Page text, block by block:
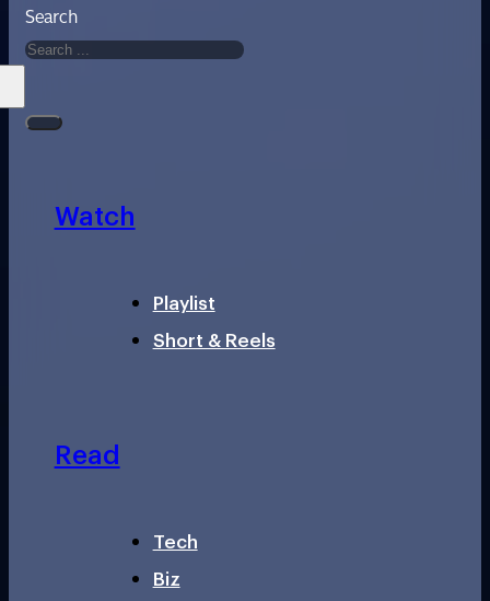
Search
Watch
Playlist
Short & Reels
Read
Tech
Biz